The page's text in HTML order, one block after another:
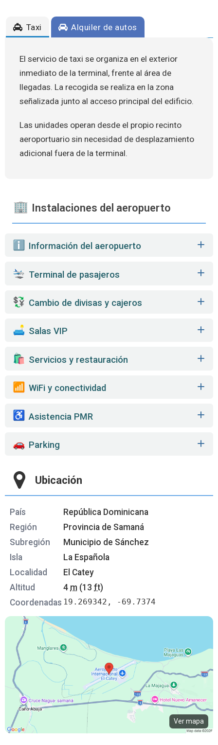
Taxi Alquiler de autos
El servicio de taxi se organiza en el exterior
inmediato de la terminal, frente al área de
llegadas. La recogida se realiza en la zona
señalizada junto al acceso principal del edificio.
Las unidades operan desde el propio recinto
aeroportuario sin necesidad de desplazamiento
adicional fuera de la terminal.
Instalaciones del aeropuerto
️ Información del aeropuerto
Terminal de pasajeros
Cambio de divisas y cajeros
️ Salas VIP
️ Servicios y restauración
WiFi y conectividad
Asistencia PMR
Parking
Ubicación
País
República Dominicana
Región
Provincia de Samaná
Subregión
Municipio de Sánchez
Isla
La Española
Localidad
El Catey
Altitud
4 m (13 ft)
Coordenadas 19.269342, -69.7374
Ver mapa